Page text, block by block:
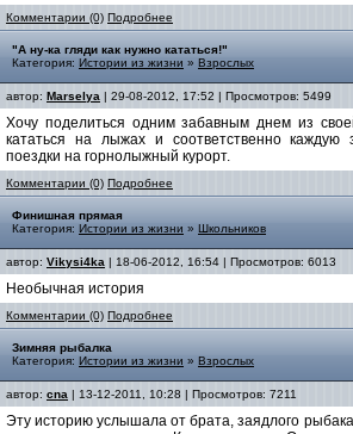
Комментарии (0) Подробнее
"А ну-ка гляди как нужно кататься!"
Категория: Истории из жизни » Взрослых
автор: Marselya | 29-08-2012, 17:52 | Просмотров: 5499
Хочу поделиться одним забавным днем из
кататься на лыжах и соответственно каждую
поездки на горнолыжный курорт.
Комментарии (0) Подробнее
Финишная прямая
Категория: Истории из жизни » Школьников
автор: Vikysi4ka | 18-06-2012, 16:54 | Просмотров: 6013
Необычная история
Комментарии (0) Подробнее
Зимняя рыбалка
Категория: Истории из жизни » Взрослых
автор: cna | 13-12-2011, 10:28 | Просмотров: 7211
Эту историю услышала от брата, заядлого